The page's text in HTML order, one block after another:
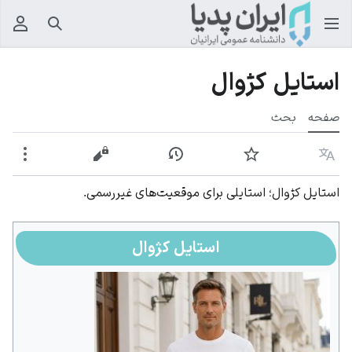
جستجو
استایل کژوال
صفحه بحث
زبان پیگیری نمایش تاریخچهنمایش مبدأ
استایل کژوال؛ استایلی برای موقعیت‌های غیررسمی.
استایل کژوال